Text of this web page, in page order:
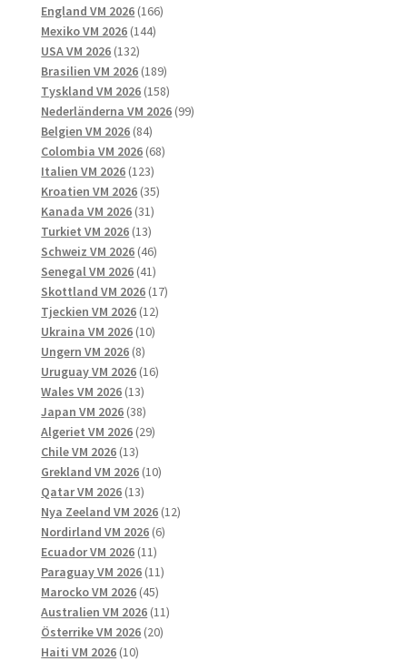
England VM 2026 166166
Mexiko VM 2026 144144
USA VM 2026 132132
produkter
Brasilien VM 2026 189189
produkter
Tyskland VM 2026 158158
produkter
Nederländerna VM 2026 9999
Belgien VM 2026 8484
produkter
Colombia VM 2026 6868
Italien VM 2026 123123
produkter
Kroatien VM 2026 3535
Kanada VM 2026 3131
produkter
Turkiet VM 2026 1313
produkter
Schweiz VM 2026 4646
produkter
Senegal VM 2026 4141
produkter
Skottland VM 2026 1717
Tjeckien VM 2026 1212
Ukraina VM 2026 1010
Ungern VM 2026 88
produkter
Uruguay VM 2026 1616
Wales VM 2026 1313
produkter
Japan VM 2026 3838
produkter
Algeriet VM 2026 2929
Chile VM 2026 1313
produkter
Grekland VM 2026 1010
Qatar VM 2026 1313
produkter
Nya Zeeland VM 2026 1212
Nordirland VM 2026 66
Ecuador VM 2026 1111
produkter
Paraguay VM 2026 1111
Marocko VM 2026 4545
produkter
Australien VM 2026 1111
Österrike VM 2026 2020
Haiti VM 2026 1010